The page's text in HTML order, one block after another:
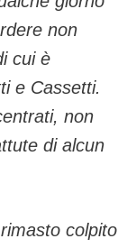
non
cui è
e Cassetti.
non
di alcun
colpito